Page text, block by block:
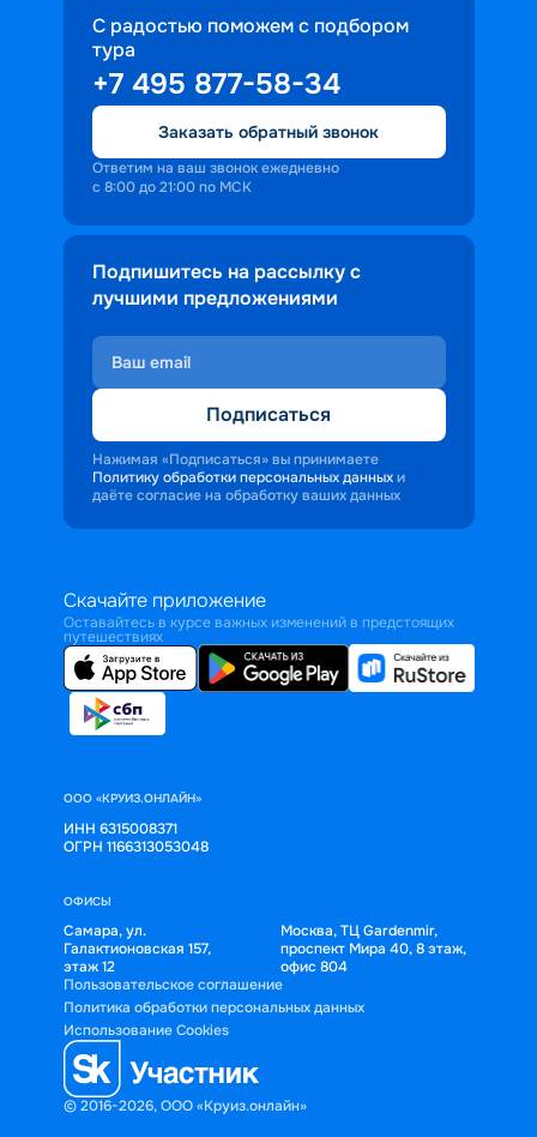
С радостью поможем с подбором
тура
+7 495 877-58-34
Заказать обратный звонок
Ответим на ваш звонок ежедневно
с 8:00 до 21:00 по МСК
Подпишитесь на рассылку с
лучшими предложениями
Подписаться
Нажимая «Подписаться» вы принимаете
Политику обработки персональных данных и
даёте согласие на обработку ваших данных
Скачайте приложение
Оставайтесь в курсе важных изменений в предстоящих
путешествиях
ООО «КРУИЗ.ОНЛАЙН»
ИНН 6315008371
ОГРН 1166313053048
ОФИСЫ
Самара, ул.
Галактионовская 157,
этаж 12
Москва, ТЦ Gardenmir,
проспект Мира 40, 8 этаж,
офис 804
© 2016-2026, ООО «Круиз.онлайн»
Пользовательское соглашение
Политика обработки персональных данных
Использование Cookies